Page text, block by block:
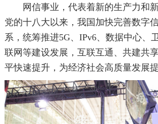
网信事业，代表着新的生产力和新
党的十八大以来，我国加快完善数字
系，统筹推进5G、IPv6、数据中心、
联网等建设发展，互联互通、共建共
平快速提升，为经济社会高质量发展